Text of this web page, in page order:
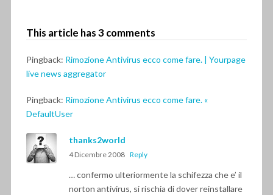
This article has 3 comments
Pingback: Rimozione Antivirus ecco come fare. | Yourpage
live news aggregator
Pingback: Rimozione Antivirus ecco come fare. «
DefaultUser
thanks2world
4 Dicembre 2008 Reply
… confermo ulteriormente la schifezza che e’ il
norton antivirus, si rischia di dover reinstallare